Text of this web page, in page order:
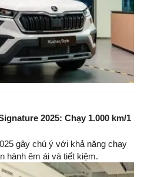
2025: Chạy 1.000 km/1
gây chú ý với khả năng chạy
hành êm ái và tiết kiệm.